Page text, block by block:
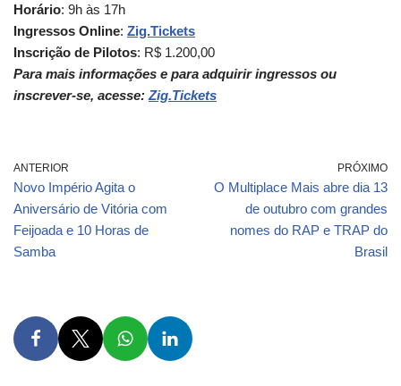
Horário: 9h às 17h
Ingressos Online: Zig.Tickets
Inscrição de Pilotos: R$ 1.200,00
Para mais informações e para adquirir ingressos ou
inscrever-se, acesse: Zig.Tickets
ANTERIOR
Novo Império Agita o
Aniversário de Vitória com
Feijoada e 10 Horas de
Samba
PRÓXIMO
O Multiplace Mais abre dia 13
de outubro com grandes
nomes do RAP e TRAP do
Brasil